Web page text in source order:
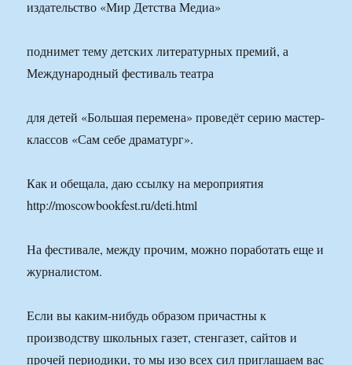
издательство «Мир Детства Медиа»
поднимет тему детских литературных премий, а
Международный фестиваль театра
для детей «Большая перемена» проведёт серию мастер-
классов «Сам себе драматург».
Как и обещала, даю ссылку на мероприятия
http://moscowbookfest.ru/deti.html
На фестивале, между прочим, можно поработать еще и
журналистом.
Если вы каким-нибудь образом причастны к
производству школьных газет, стенгазет, сайтов и
прочей периодики, то мы изо всех сил приглашаем вас